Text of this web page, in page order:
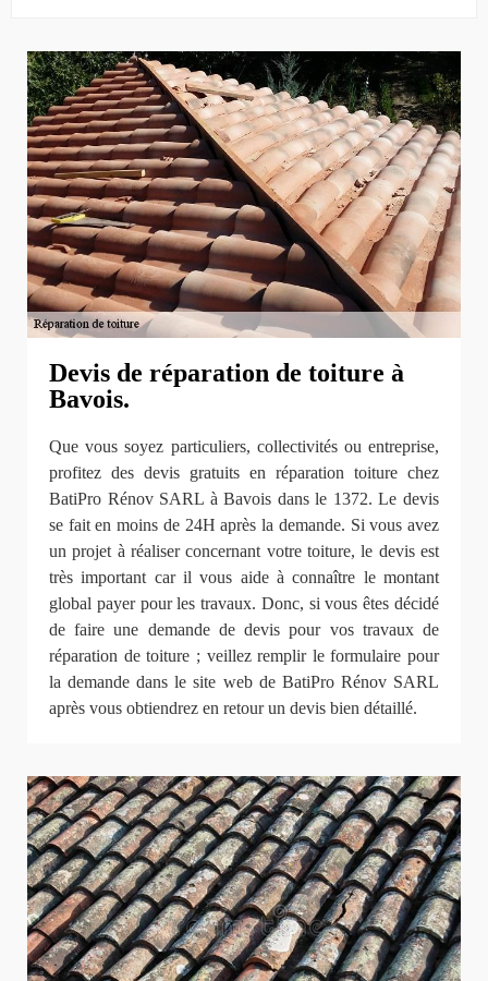
Devis de réparation de toiture à
Bavois.
Que vous soyez particuliers, collectivités ou entreprise,
profitez des devis gratuits en réparation toiture chez
BatiPro Rénov SARL à Bavois dans le 1372. Le devis
se fait en moins de 24H après la demande. Si vous avez
un projet à réaliser concernant votre toiture, le devis est
très important car il vous aide à connaître le montant
global payer pour les travaux. Donc, si vous êtes décidé
de faire une demande de devis pour vos travaux de
réparation de toiture ; veillez remplir le formulaire pour
la demande dans le site web de BatiPro Rénov SARL
après vous obtiendrez en retour un devis bien détaillé.